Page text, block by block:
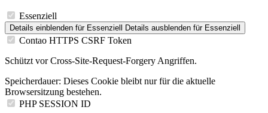
Essenziell
Details einblenden für Essenziell Details ausblenden für Essenziell
Contao HTTPS CSRF Token
Schützt vor Cross-Site-Request-Forgery Angriffen.
Speicherdauer: Dieses Cookie bleibt nur für die aktuelle
Browsersitzung bestehen.
PHP SESSION ID